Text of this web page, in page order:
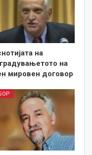
на
на
мировен договор